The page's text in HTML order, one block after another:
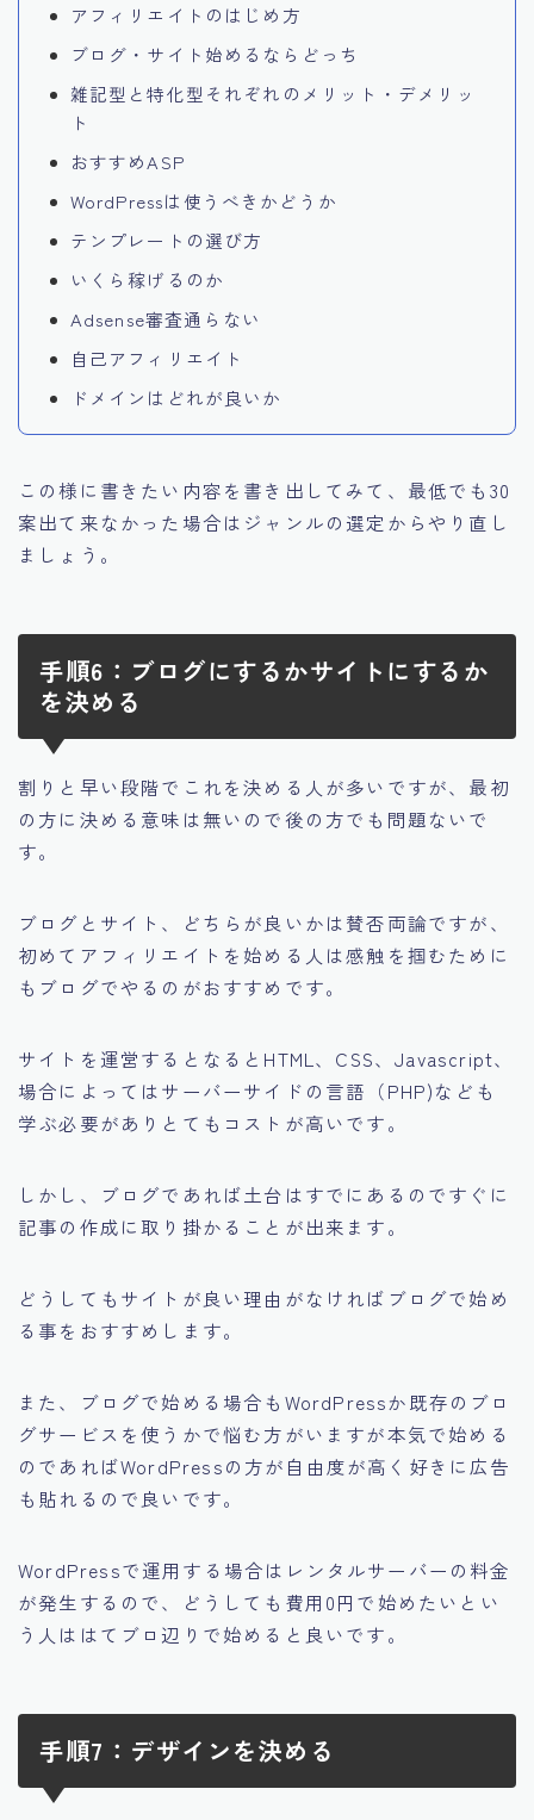
アフィリエイトのはじめ方
ブログ・サイト始めるならどっち
雑記型と特化型それぞれのメリット・デメリッ
ト
おすすめASP
WordPressは使うべきかどうか
テンプレートの選び方
いくら稼げるのか
Adsense審査通らない
自己アフィリエイト
ドメインはどれが良いか
この様に書きたい内容を書き出してみて、最低でも30
案出て来なかった場合はジャンルの選定からやり直し
ましょう。
手順6：ブログにするかサイトにするか
を決める
割りと早い段階でこれを決める人が多いですが、最初
の方に決める意味は無いので後の方でも問題ないで
す。
ブログとサイト、どちらが良いかは賛否両論ですが、
初めてアフィリエイトを始める人は感触を掴むために
もブログでやるのがおすすめです。
サイトを運営するとなるとHTML、CSS、Javascript、
場合によってはサーバーサイドの言語（PHP)なども
学ぶ必要がありとてもコストが高いです。
しかし、ブログであれば土台はすでにあるのですぐに
記事の作成に取り掛かることが出来ます。
どうしてもサイトが良い理由がなければブログで始め
る事をおすすめします。
また、ブログで始める場合もWordPressか既存のブロ
グサービスを使うかで悩む方がいますが本気で始める
のであればWordPressの方が自由度が高く好きに広告
も貼れるので良いです。
WordPressで運用する場合はレンタルサーバーの料金
が発生するので、どうしても費用0円で始めたいとい
う人ははてブロ辺りで始めると良いです。
手順7：デザインを決める